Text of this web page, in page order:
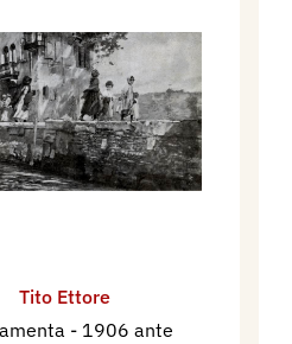
Tito Ettore
- 1906 ante